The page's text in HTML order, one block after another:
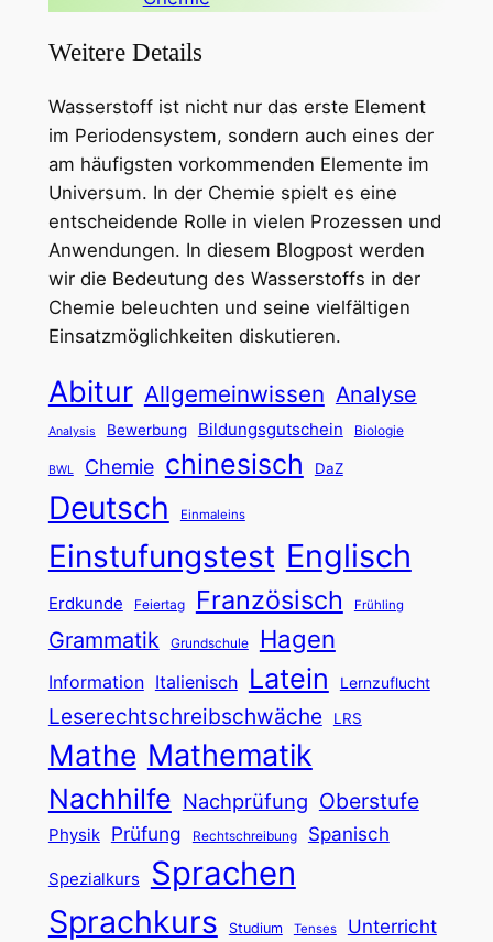
Weitere Details
Wasserstoff ist nicht nur das erste Element
im Periodensystem, sondern auch eines der
am häufigsten vorkommenden Elemente im
Universum. In der Chemie spielt es eine
entscheidende Rolle in vielen Prozessen und
Anwendungen. In diesem Blogpost werden
wir die Bedeutung des Wasserstoffs in der
Chemie beleuchten und seine vielfältigen
Einsatzmöglichkeiten diskutieren.
Abitur Allgemeinwissen Analyse
Analysis Bewerbung Bildungsgutschein Biologie
BWL Chemie chinesisch DaZ
Deutsch Einmaleins
Einstufungstest Englisch
Erdkunde Feiertag Französisch Frühling
Grammatik Grundschule Hagen
Information Italienisch Latein Lernzuflucht
Leserechtschreibschwäche LRS
Mathe Mathematik
Nachhilfe Nachprüfung Oberstufe
Physik Prüfung Rechtschreibung Spanisch
Spezialkurs
Sprachen
Sprachkurs
Studium Tenses Unterricht